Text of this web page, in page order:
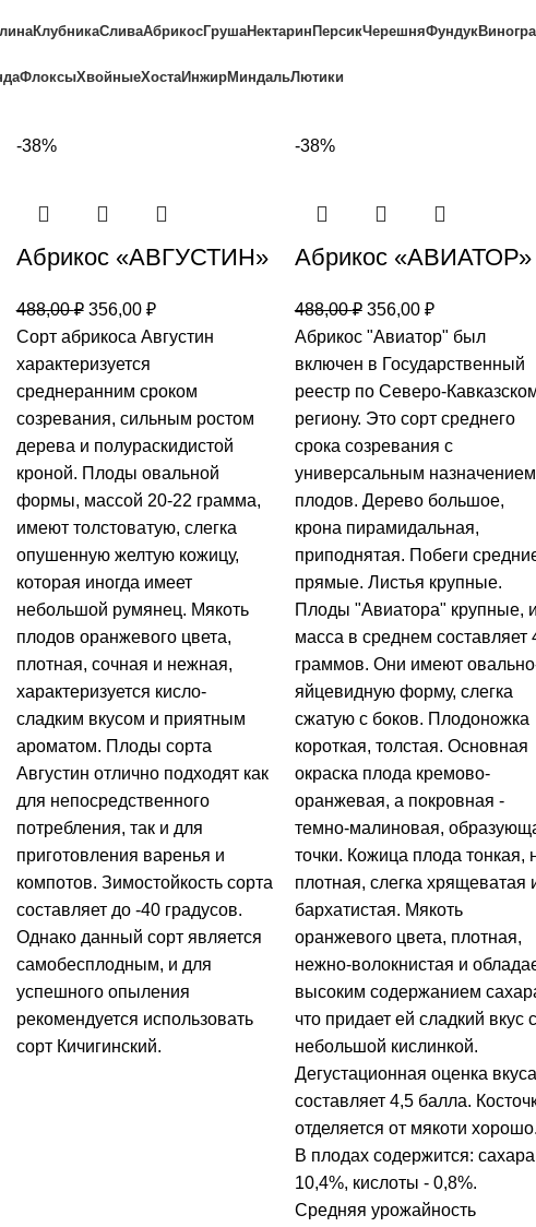
КлубникаСливаАбрикосГрушаНектаринПерсикЧерешняФундук
ФлоксыХвойныеХостаИнжирМиндальЛютики
-38%
Абрикос «АВГУСТИН»
488,00₽ 356,00 ₽
Сорт абрикоса Августин
характеризуется
среднеранним сроком
созревания, сильным ростом
дерева и полураскидистой
кроной. Плоды овальной
формы, массой 20-22 грамма,
имеют толстоватую, слегка
опушенную желтую кожицу,
которая иногда имеет
небольшой румянец. Мякоть
плодов оранжевого цвета,
плотная, сочная и нежная,
характеризуется кисло-
сладким вкусом и приятным
ароматом. Плоды сорта
Августин отлично подходят как
для непосредственного
потребления, так и для
приготовления варенья и
компотов. Зимостойкость сорта
составляет до -40 градусов.
Однако данный сорт является
самобесплодным, и для
успешного опыления
рекомендуется использовать
сорт Кичигинский.
-38%
Абрикос «АВИАТОР»
488,00₽ 356,00 ₽
Абрикос "Авиатор" был
включен в Государственный
реестр по Северо-
региону. Это сорт среднего
срока созревания с
универсальным назначением
плодов. Дерево большое,
крона пирамидальная,
приподнятая. Побеги
прямые. Листья крупные.
Плоды "Авиатора" крупные,
масса в среднем составляет
граммов. Они имеют
яйцевидную форму, слегка
сжатую с боков. Плодоножка
короткая, толстая. Основная
окраска плода кремово-
оранжевая, а покровная -
темно-малиновая,
точки. Кожица плода тонкая,
плотная, слегка хрящеватая
бархатистая. Мякоть
оранжевого цвета, плотная,
нежно-волокнистая и
высоким содержанием
что придает ей сладкий вкус с
небольшой кислинкой.
Дегустационная оценка вкуса
составляет 4,5 балла.
отделяется от мякоти хорошо.
В плодах содержится:
10,4%, кислоты - 0,8%.
Средняя урожайность